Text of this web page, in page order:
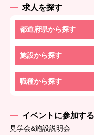
求人を探す
都道府県から探す
施設から探す
職種から探す
イベントに参加する
見学会&施設説明会